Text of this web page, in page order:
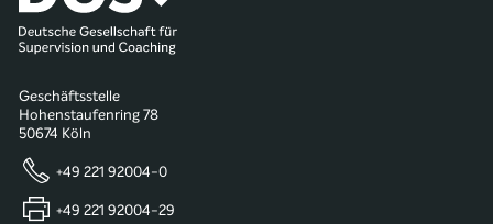
Geschäftsstelle
Hohenstaufenring 78
50674 Köln
+49 221 92004-0
+49 221 92004-29